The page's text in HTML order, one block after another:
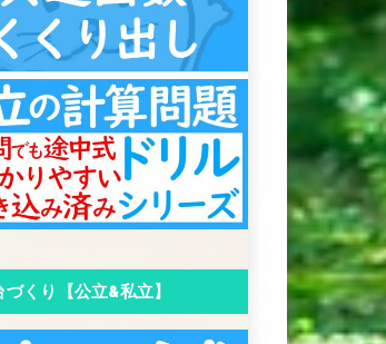
くり【公立&私立】